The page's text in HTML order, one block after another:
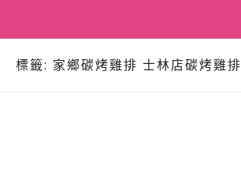
標籤: 家鄉碳烤雞排 士林店碳烤雞排